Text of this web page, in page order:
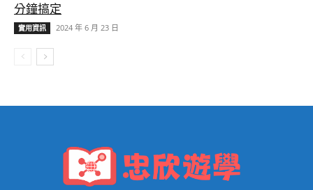
分鐘搞定
實用資訊 2024 年 6 月 23 日